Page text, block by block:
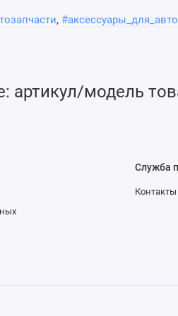
винтов для устранения
M6 сбоку держателя
,
модель
Служба
Контакты